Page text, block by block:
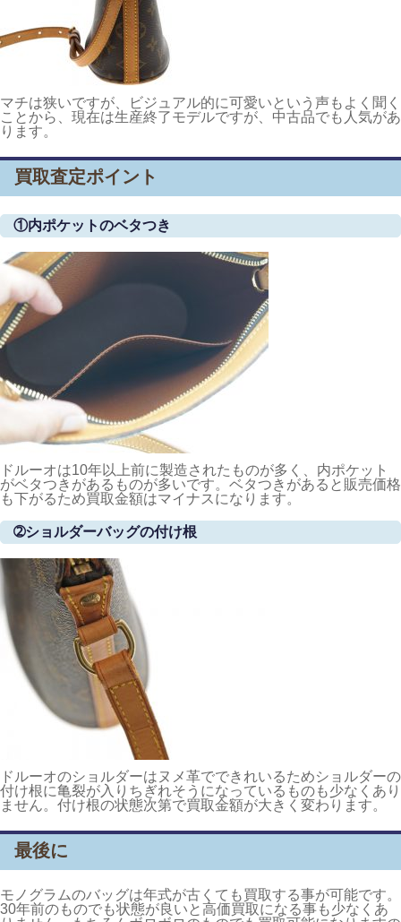
マチは狭いですが、ビジュアル的に可愛いという声もよく聞く
ことから、現在は生産終了モデルですが、中古品でも人気があ
ります。
買取査定ポイント
①内ポケットのベタつき
ドルーオは10年以上前に製造されたものが多く、内ポケット
がベタつきがあるものが多いです。ベタつきがあると販売価格
も下がるため買取金額はマイナスになります。
➁ショルダーバッグの付け根
ドルーオのショルダーはヌメ革でできれいるためショルダーの
付け根に亀裂が入りちぎれそうになっているものも少なくあり
ません。付け根の状態次第で買取金額が大きく変わります。
最後に
モノグラムのバッグは年式が古くても買取する事が可能です。
30年前のものでも状態が良いと高価買取になる事も少なくあ